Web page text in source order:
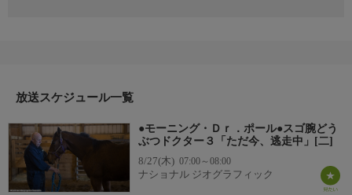
んポール医師の神の手とも言える診察術も満載。
いつも通りの往診へ出かけた２人…ところが牛は森へ逃走！一
方、外来にはグルグル回り続ける犬のルーシー、腎臓をやられた
ヘアレスキャットのソロモン、なぜか大きくならないアリゲータ
ーが次々と訪れまたまた大混乱！そして、昔なじみの牧場を訪れ
放送スケジュール一覧
●モーニング・Ｄｒ．ポール●スゴ腕どう
ぶつドクター３「ただ今、逃走中」[二]
8/27(木) 07:00～08:00
ナショナル ジオグラフィック